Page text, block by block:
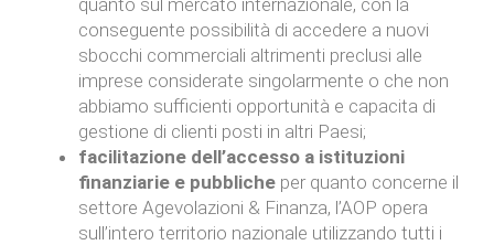
conseguente possibilità di accedere a nuovi
sbocchi commerciali altrimenti preclusi alle
imprese considerate singolarmente o che non
abbiamo sufficienti opportunità e capacita di
gestione di clienti posti in altri Paesi;
facilitazione dell’accesso a istituzioni
finanziarie e pubbliche per quanto concerne il
settore Agevolazioni & Finanza, l’AOP opera
sull’intero territorio nazionale utilizzando tutti i